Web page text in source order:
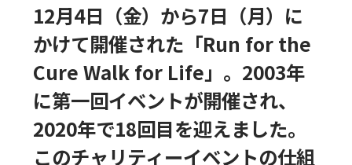
12月4日（金）から7日（月）に
かけて開催された「Run for the
Cure Walk for Life」。2003年
に第一回イベントが開催され、
2020年で18回目を迎えました。
このチャリティーイベントの仕組